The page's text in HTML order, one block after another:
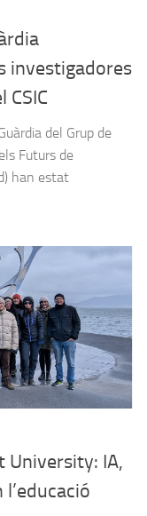
investigadores
CSIC
del Grup de
Futurs de
han estat
University: IA,